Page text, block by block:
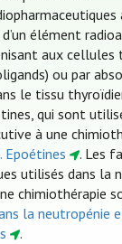
élément
aux cellules
ou par
le tissu
qui sont
à une
Epoétines
. Les
utilisés dans la
chimiothérapie
la neutropénie
.